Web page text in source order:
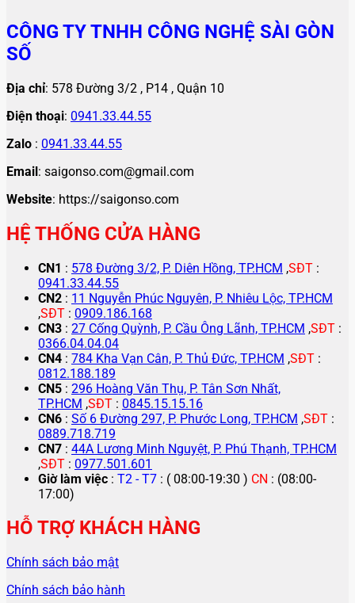
CÔNG TY TNHH CÔNG NGHỆ SÀI GÒN
SỐ
Địa chỉ: 578 Đường 3/2 , P14 , Quận 10
Điện thoại: 0941.33.44.55
Zalo : 0941.33.44.55
Email: saigonso.com@gmail.com
Website: https://saigonso.com
HỆ THỐNG CỬA HÀNG
CN1 : 578 Đường 3/2, P. Diên Hồng, TP.HCM ,SĐT :
0941.33.44.55
CN2 : 11 Nguyễn Phúc Nguyên, P. Nhiêu Lộc, TP.HCM
,SĐT : 0909.186.168
CN3 : 27 Cống Quỳnh, P. Cầu Ông Lãnh, TP.HCM ,SĐT :
0366.04.04.04
CN4 : 784 Kha Vạn Cân, P. Thủ Đức, TP.HCM ,SĐT :
0812.188.189
CN5 : 296 Hoàng Văn Thụ, P. Tân Sơn Nhất,
TP.HCM ,SĐT : 0845.15.15.16
CN6 : Số 6 Đường 297, P. Phước Long, TP.HCM ,SĐT :
0889.718.719
CN7 : 44A Lương Minh Nguyệt, P. Phú Thạnh, TP.HCM
,SĐT : 0977.501.601
Giờ làm việc : T2 - T7 : ( 08:00-19:30 ) CN : (08:00-
17:00)
HỖ TRỢ KHÁCH HÀNG
Chính sách bảo mật
Chính sách bảo hành